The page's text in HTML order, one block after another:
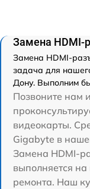
Замена HDMI-
Замена HDMI-
задача для
Дону. Выполним
Позвоните нам
видеокарты.
Gigabyte в
Замена HDMI-
выполняется на
ремонта. Наш